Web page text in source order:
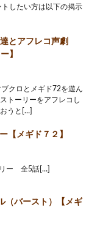
したい方は以下の掲示
とアフレコ声劇
】
クロとメギド72を遊ん
トーリーをアフレコし
うと[…]
【メギド７２】
ー 全5話[…]
（バースト）【メギ